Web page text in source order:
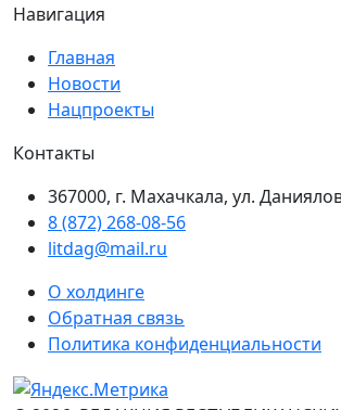
Навигация
Главная
Новости
Нацпроекты
Контакты
367000, г. Махачкала, ул.
8 (872) 268-08-56
litdag@mail.ru
О холдинге
Обратная связь
Политика конфиденциальности